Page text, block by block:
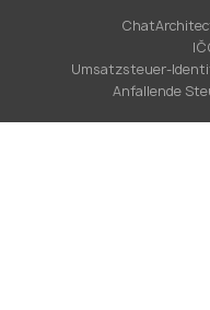
Umsatzsteuer-
Anfallende